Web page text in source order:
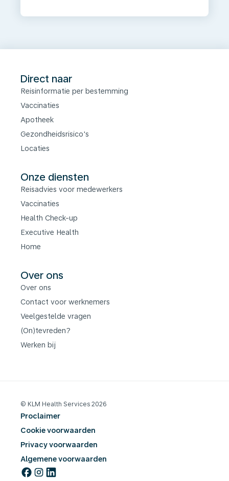
Direct naar
Reisinformatie per bestemming
Vaccinaties
Apotheek
Gezondheidsrisico's
Locaties
Onze diensten
Reisadvies voor medewerkers
Vaccinaties
Health Check-up
Executive Health
Home
Over ons
Over ons
Contact voor werknemers
Veelgestelde vragen
(On)tevreden?
Werken bij
© KLM Health Services 2026
Proclaimer
Cookie voorwaarden
Privacy voorwaarden
Algemene voorwaarden